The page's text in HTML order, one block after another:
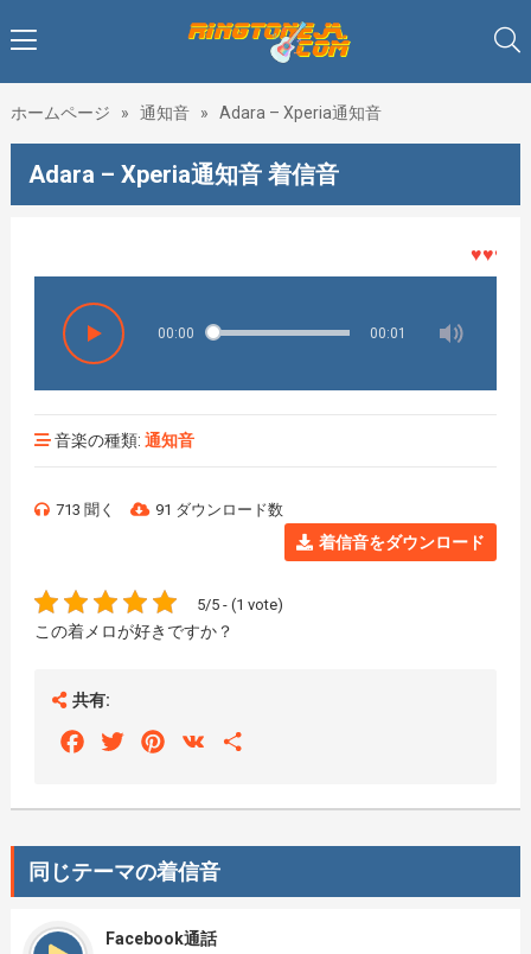
ホームページ » 通知音 » Adara – Xperia通知音
Adara – Xperia通知音 着信音
♥♥♥着メ
00:00 00:01
音楽の種類: 通知音
713 聞く 91 ダウンロード数
着信音をダウンロード
5/5 - (1 vote)
この着メロが好きですか？
共有:
FacebookTwitterPinterest
VK
同じテーマの着信音
Facebook通話